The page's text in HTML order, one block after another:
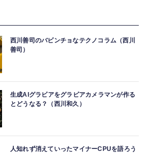
西川善司のバビンチョなテクノコラム（西川
善司）
生成AIグラビアをグラビアカメラマンが作る
とどうなる？（西川和久）
人知れず消えていったマイナーCPUを語ろう